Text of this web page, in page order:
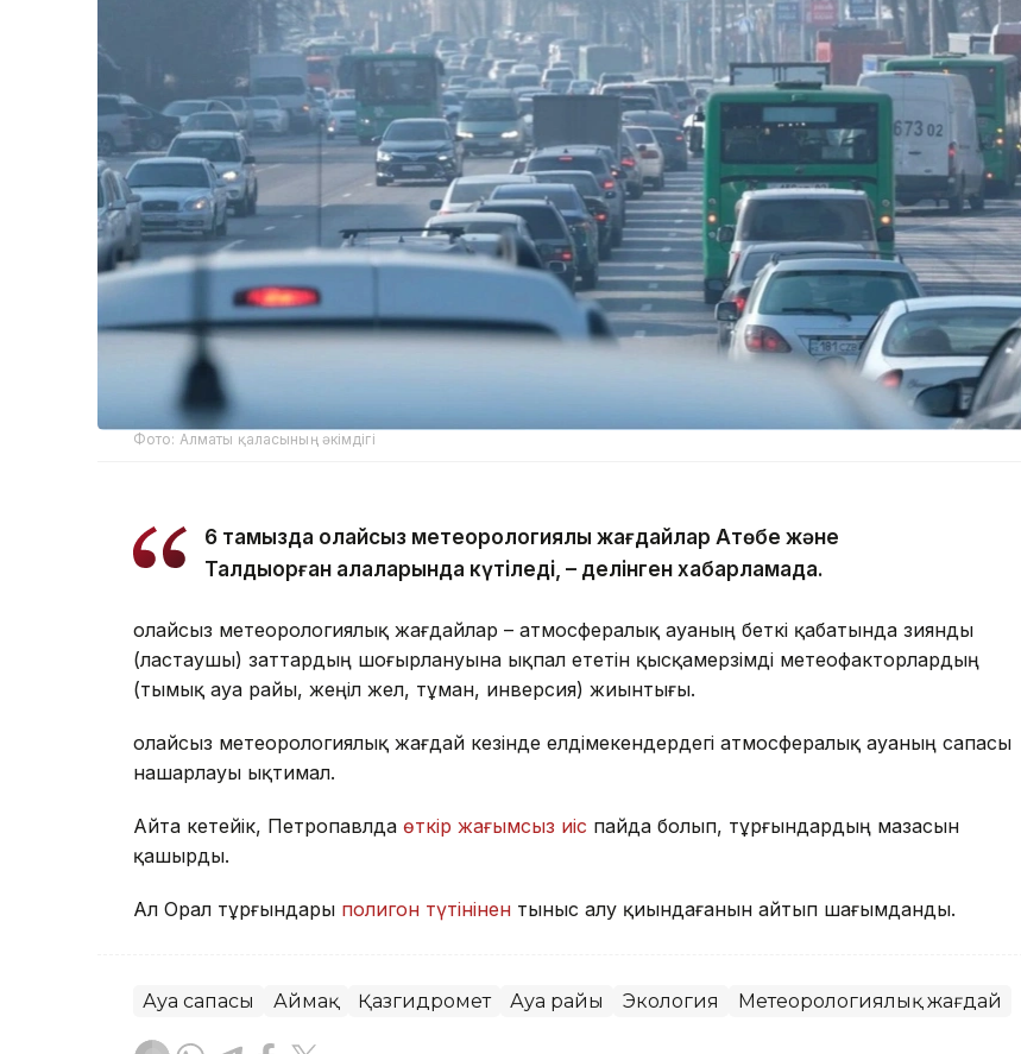
Фото: Алматы қаласының әкімдігі
6 тамызда қолайсыз метеорологиялық жағдайлар Ақтөбе және
Талдықорған қалаларында күтіледі, – делінген хабарламада.
Қолайсыз метеорологиялық жағдайлар – атмосфералық ауаның беткі қабатында зиянды
(ластаушы) заттардың шоғырлануына ықпал ететін қысқамерзімді метеофакторлардың
(тымық ауа райы, жеңіл жел, тұман, инверсия) жиынтығы.
Қолайсыз метеорологиялық жағдай кезінде елдімекендердегі атмосфералық ауаның сапасы
нашарлауы ықтимал.
Айта кетейік, Петропавлда өткір жағымсыз иіс пайда болып, тұрғындардың мазасын
қашырды.
Ал Орал тұрғындары полигон түтінінен тыныс алу қиындағанын айтып шағымданды.
Ауа сапасы Аймақ Қазгидромет Ауа райы Экология Метеорологиялық жағдай